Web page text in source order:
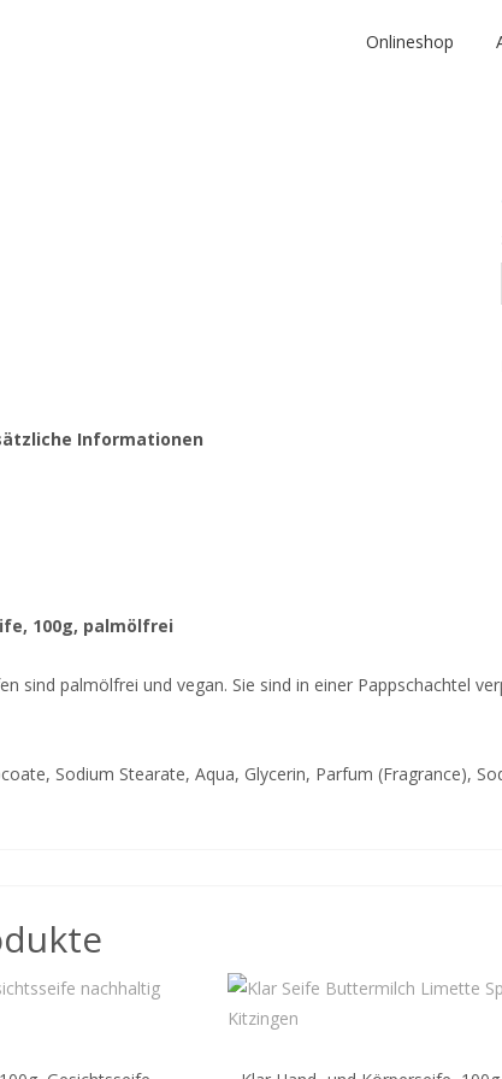
Onlineshop
Informationen
100g, palmölfrei
sind palmölfrei und vegan. Sie sind in einer Pappschachtel
Sodium Stearate, Aqua, Glycerin, Parfum (Fragrance),